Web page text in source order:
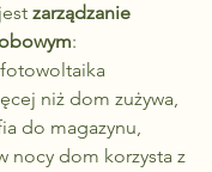
zarządzanie
:
niż dom zużywa,
do magazynu,
nocy dom korzysta z